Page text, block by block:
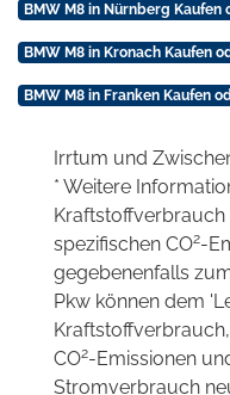
BMW M8 in Nürnberg Kaufen
BMW M8 in Kronach Kaufen
BMW M8 in Franken Kaufen
Irrtum und
* Weitere
spezifischen CO2-
gegebenenfalls
Pkw können dem
CO2-Emissionen
Stromverbrauch